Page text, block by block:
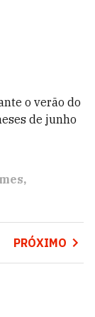
o verão do
de junho
PRÓXIMO